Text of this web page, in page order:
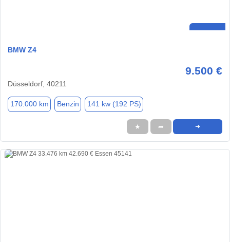
BMW Z4
9.500 €
Düsseldorf, 40211
170.000 km Benzin 141 kw (192 PS)
★ ➦ ➜